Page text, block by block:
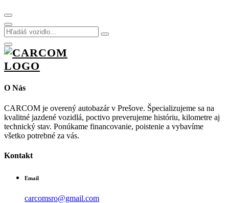
O Nás
CARCOM je overený autobazár v Prešove. Špecializujeme sa na
kvalitné jazdené vozidlá, poctivo preverujeme históriu, kilometre aj
technický stav. Ponúkame financovanie, poistenie a vybavíme
všetko potrebné za vás.
Kontakt
Email
carcomsro@gmail.com